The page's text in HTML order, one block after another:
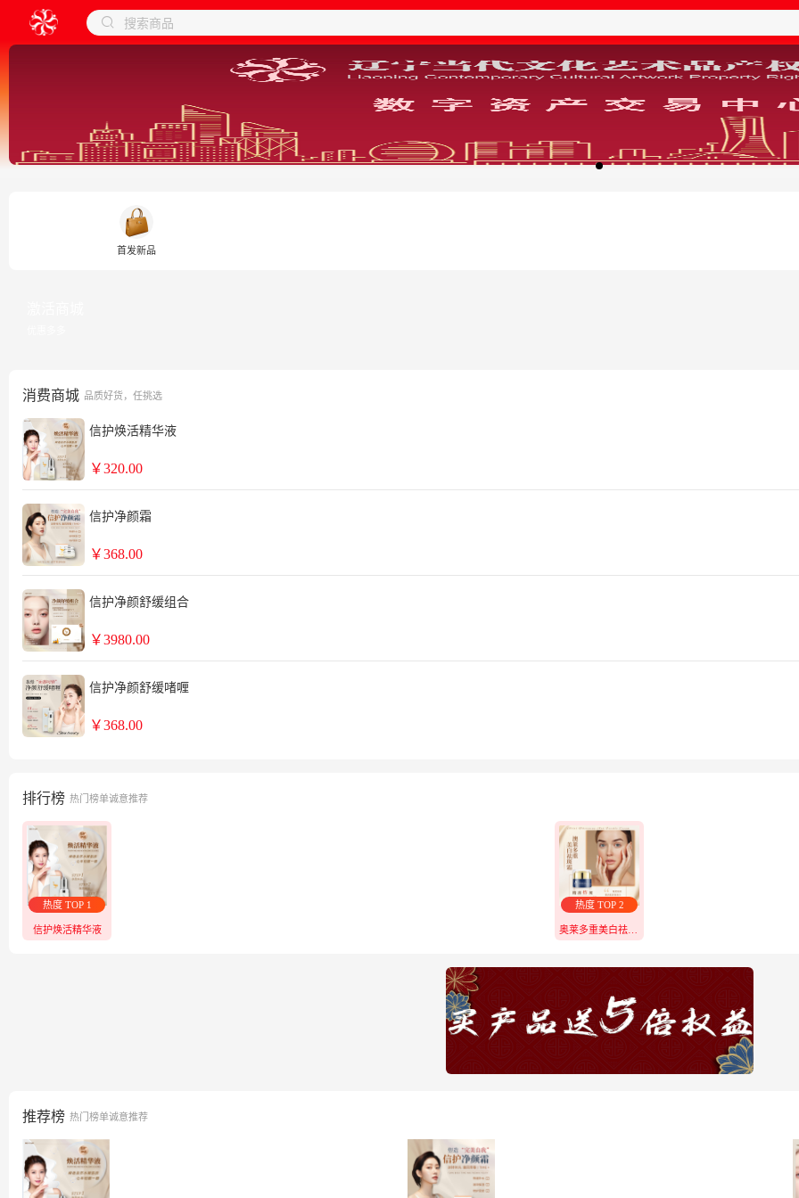
搜索商品
首发新品
消费商城 品质好货，任挑选
信护焕活精华液
￥320.00
信护净颜霜
￥368.00
信护净颜舒缓组合
￥3980.00
信护净颜舒缓啫喱
￥368.00
排行榜 热门榜单诚意推荐
热度 TOP 1
信护焕活精华液
热度 TOP 2
推荐榜 热门榜单诚意推荐